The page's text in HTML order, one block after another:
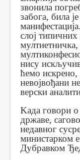
звонила
забога, била
слој типичних
нису
ћемо
невојвођани
верски
Kада говори
државе,
недавног
министарком
Дубравком